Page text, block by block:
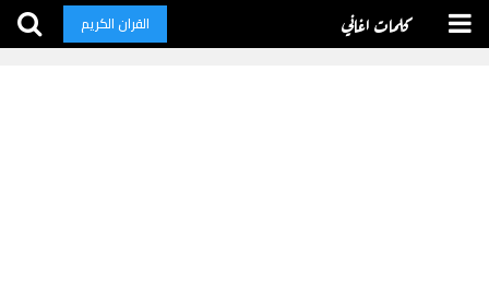
كلمات اغاني القران الكريم